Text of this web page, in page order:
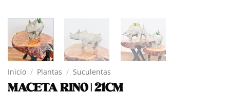
Inicio / Plantas / Suculentas
MACETA RINO | 21CM